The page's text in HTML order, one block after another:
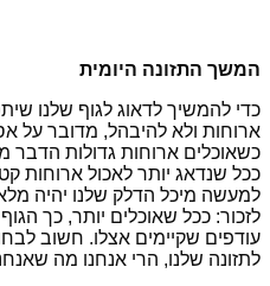
המשך התזונה היומית
ארוחות ולא להיבהל, מדובר על
כשאוכלים ארוחות גדולות הדבר
ככל שנדאג יותר לאכול ארוחות
למעשה מיכל הדלק שלנו יהיה
לזכור: ככל שאוכלים יותר, כך
עודפים שקיימים אצלו. חשוב
לתזונה שלנו, הרי אנחנו מה